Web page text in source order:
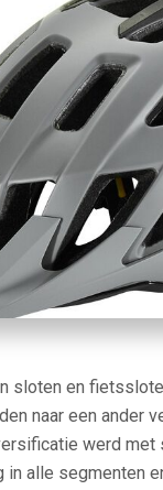
sloten en
naar een ander
werd met
in alle segmenten